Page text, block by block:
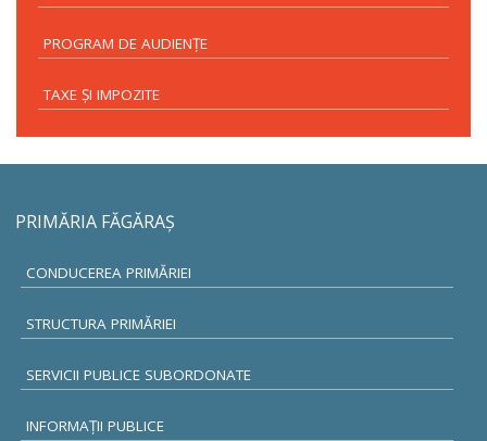
PROGRAM DE AUDIENŢE
TAXE ŞI IMPOZITE
PRIMĂRIA FĂGĂRAŞ
CONDUCEREA PRIMĂRIEI
STRUCTURA PRIMĂRIEI
SERVICII PUBLICE SUBORDONATE
INFORMAŢII PUBLICE